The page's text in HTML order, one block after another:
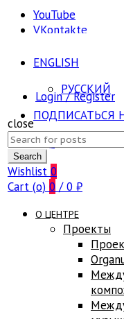
YouTube
VKontakte
ENGLISH
РУССКИЙ
ПОДПИСАТЬСЯ
FAQ
Login / Register
close
Search
for:
Search
Wishlist 0
Cart (o) 0 / 0 ₽
О ЦЕНТРЕ
Проекты